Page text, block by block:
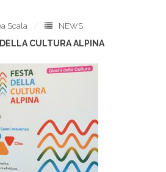
Scala NEWS
CULTURA ALPINA